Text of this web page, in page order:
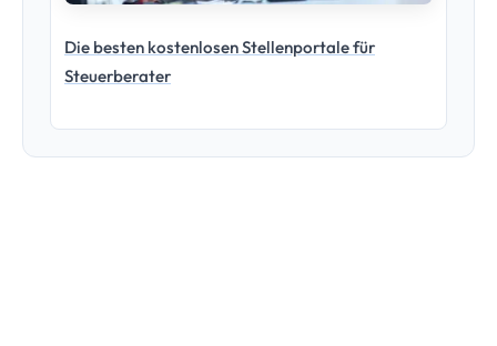
Die besten kostenlosen Stellenportale für
Steuerberater